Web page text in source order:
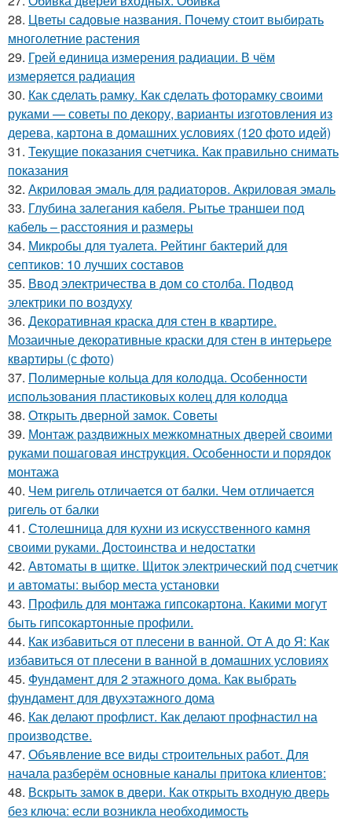
28. Цветы садовые названия. Почему стоит выбирать
многолетние растения
29. Грей единица измерения радиации. В чём
измеряется радиация
30. Как сделать рамку. Как сделать фоторамку своими
руками — советы по декору, варианты изготовления из
дерева, картона в домашних условиях (120 фото идей)
31. Текущие показания счетчика. Как правильно снимать
показания
32. Акриловая эмаль для радиаторов. Акриловая эмаль
33. Глубина залегания кабеля. Рытье траншеи под
кабель – расстояния и размеры
34. Микробы для туалета. Рейтинг бактерий для
септиков: 10 лучших составов
35. Ввод электричества в дом со столба. Подвод
электрики по воздуху
36. Декоративная краска для стен в квартире.
Мозаичные декоративные краски для стен в интерьере
квартиры (с фото)
37. Полимерные кольца для колодца. Особенности
использования пластиковых колец для колодца
38. Открыть дверной замок. Советы
39. Монтаж раздвижных межкомнатных дверей своими
руками пошаговая инструкция. Особенности и порядок
монтажа
40. Чем ригель отличается от балки. Чем отличается
ригель от балки
41. Столешница для кухни из искусственного камня
своими руками. Достоинства и недостатки
42. Автоматы в щитке. Щиток электрический под счетчик
и автоматы: выбор места установки
43. Профиль для монтажа гипсокартона. Какими могут
быть гипсокартонные профили.
44. Как избавиться от плесени в ванной. От А до Я: Как
избавиться от плесени в ванной в домашних условиях
45. Фундамент для 2 этажного дома. Как выбрать
фундамент для двухэтажного дома
46. Как делают профлист. Как делают профнастил на
производстве.
47. Объявление все виды строительных работ. Для
начала разберём основные каналы притока клиентов:
48. Вскрыть замок в двери. Как открыть входную дверь
без ключа: если возникла необходимость